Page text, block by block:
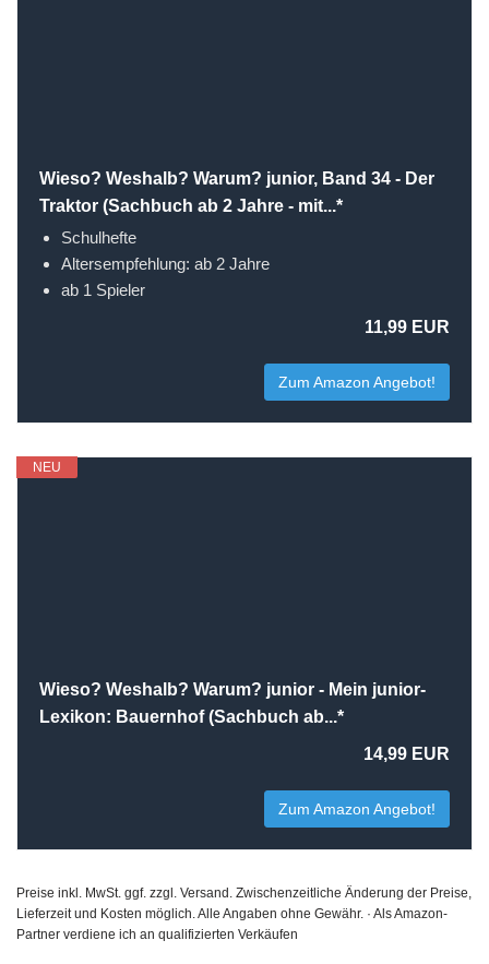
Wieso? Weshalb? Warum? junior, Band 34 - Der
Traktor (Sachbuch ab 2 Jahre - mit...*
Schulhefte
Altersempfehlung: ab 2 Jahre
ab 1 Spieler
11,99 EUR
Zum Amazon Angebot!
NEU
Wieso? Weshalb? Warum? junior - Mein junior-
Lexikon: Bauernhof (Sachbuch ab...*
14,99 EUR
Zum Amazon Angebot!
Preise inkl. MwSt. ggf. zzgl. Versand. Zwischenzeitliche Änderung der Preise,
Lieferzeit und Kosten möglich. Alle Angaben ohne Gewähr. · Als Amazon-
Partner verdiene ich an qualifizierten Verkäufen